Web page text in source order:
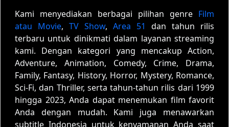
Kami menyediakan berbagai pilihan genre Film
atau Movie, TV Show, Area 51
dan tahun rilis
terbaru untuk dinikmati dalam layanan streaming
kami. Dengan kategori yang mencakup Action,
Adventure, Animation, Comedy, Crime, Drama,
Family, Fantasy, History, Horror, Mystery, Romance,
Sci-Fi, dan Thriller, serta tahun-tahun rilis dari 1999
hingga 2023, Anda dapat menemukan film favorit
Anda dengan mudah. Kami juga menawarkan
subtitle Indonesia untuk kenyamanan Anda saat